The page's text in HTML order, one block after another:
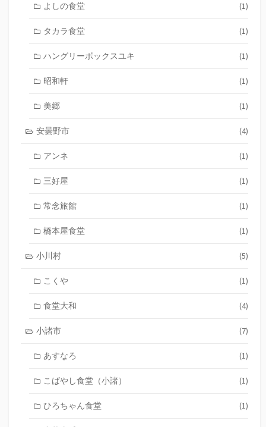
よしの食堂 (1)
タカラ食堂 (1)
ハングリーボックスユキ (1)
昭和軒 (1)
美郷 (1)
安曇野市 (4)
アンネ (1)
三好屋 (1)
常念旅館 (1)
橋本屋食堂 (1)
小川村 (5)
こくや (1)
食堂大和 (4)
小諸市 (7)
あすなろ (1)
こばやし食堂（小諸） (1)
ひろちゃん食堂 (1)